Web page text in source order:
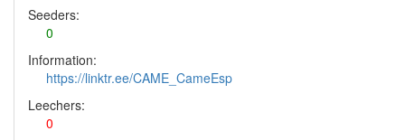
Seeders:
0
Information:
https://linktr.ee/CAME_CameEsp
Leechers:
0